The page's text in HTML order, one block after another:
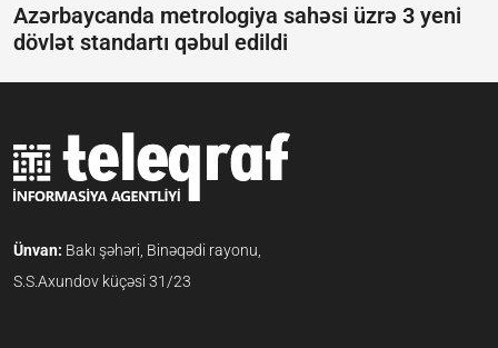
Azərbaycanda metrologiya sahəsi üzrə 3 yeni
dövlət standartı qəbul edildi
Ünvan: Bakı şəhəri, Binəqədi rayonu,
S.S.Axundov küçəsi 31/23